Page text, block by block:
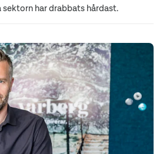
sektorn har drabbats hårdast.